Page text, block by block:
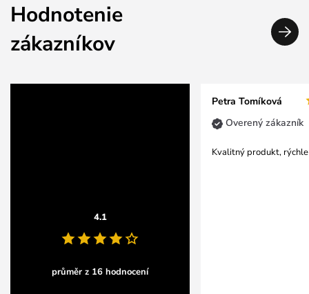
Hodnotenie
zákazníkov
4.1
průměr z 16 hodnocení
Petra Tomíková
Overený zákazník
Kvalitný produkt,